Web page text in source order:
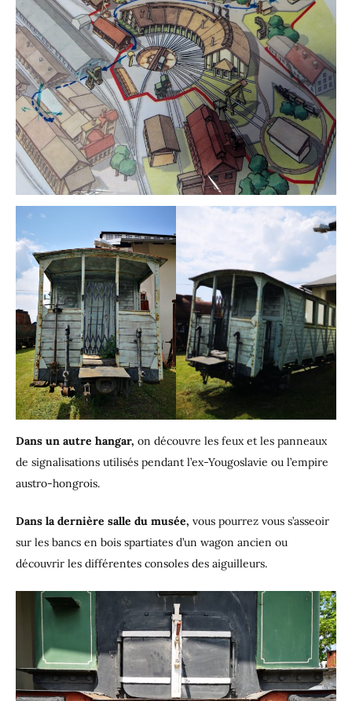
Dans un autre hangar, on découvre les feux et les panneaux
de signalisations utilisés pendant l’ex-Yougoslavie ou l’empire
austro-hongrois.
Dans la dernière salle du musée, vous pourrez vous s’asseoir
sur les bancs en bois spartiates d’un wagon ancien ou
découvrir les différentes consoles des aiguilleurs.